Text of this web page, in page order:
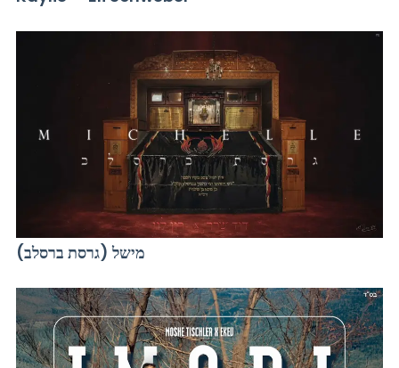
מישל (גרסת ברסלב)